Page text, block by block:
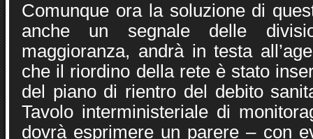
Comunque ora la soluzione di
anche un segnale delle
maggioranza, andrà in testa
che il riordino della rete è stato
del piano di rientro del debito
Tavolo interministeriale di
dovrà esprimere un parere – con